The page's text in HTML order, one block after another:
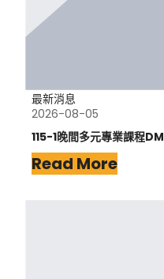
最新消息
2026-08-05
115-1晚間多元專業課程DM
Read More